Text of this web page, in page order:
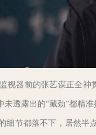
视器前的张艺谋正全
透露出的“藏劲”都精
细节都落不下，居然